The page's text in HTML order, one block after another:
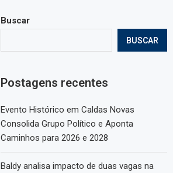
Buscar
BUSCAR
Postagens recentes
Evento Histórico em Caldas Novas
Consolida Grupo Político e Aponta
Caminhos para 2026 e 2028
Baldy analisa impacto de duas vagas na